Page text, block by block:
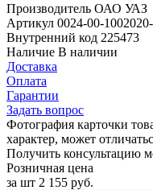
Производитель ОАО УАЗ
Артикул 0024-00-
Внутренний код 225473
Наличие В наличии
Доставка
Оплата
Гарантии
Задать вопрос
Фотография карточки
характер, может
Получить консультацию
Розничная цена
за шт 2 155 руб.